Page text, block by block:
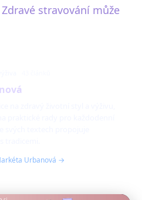
stravování může
Urbanová →